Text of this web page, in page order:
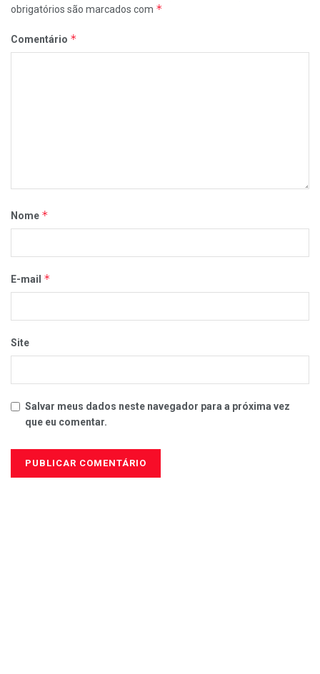
obrigatórios são marcados com *
Comentário *
Nome *
E-mail *
Site
Salvar meus dados neste navegador para a próxima vez
que eu comentar.